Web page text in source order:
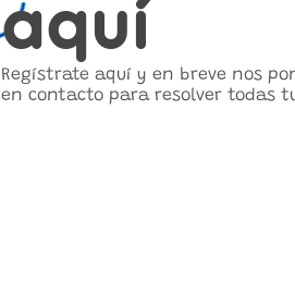
aquí
Regístrate aquí y en breve nos
en contacto para resolver todas